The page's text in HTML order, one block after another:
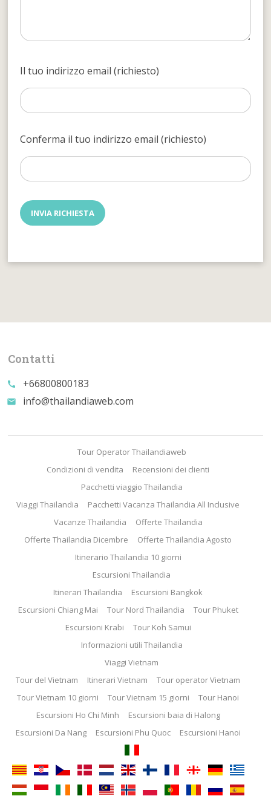
Il tuo indirizzo email (richiesto)
Conferma il tuo indirizzo email (richiesto)
Contatti
call +66800800183
email info@thailandiaweb.com
Tour Operator Thailandiaweb
Condizioni di vendita
Recensioni dei clienti
Pacchetti viaggio Thailandia
Viaggi Thailandia
Pacchetti Vacanza Thailandia All Inclusive
Vacanze Thailandia
Offerte Thailandia
Offerte Thailandia Dicembre
Offerte Thailandia Agosto
Itinerario Thailandia 10 giorni
Escursioni Thailandia
Itinerari Thailandia
Escursioni Bangkok
Escursioni Chiang Mai
Tour Nord Thailandia
Tour Phuket
Escursioni Krabi
Tour Koh Samui
Informazioni utili Thailandia
Viaggi Vietnam
Tour del Vietnam
Itinerari Vietnam
Tour operator Vietnam
Tour Vietnam 10 giorni
Tour Vietnam 15 giorni
Tour Hanoi
Escursioni Ho Chi Minh
Escursioni baia di Halong
Escursioni Da Nang
Escursioni Phu Quoc Escursioni Hanoi